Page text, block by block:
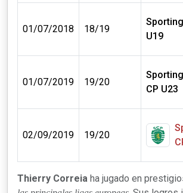
01/07/2018 18/19
Sporting
U19
01/07/2019 19/20
Sporting
CP U23
02/09/2019 19/20
Thierry Correia ha jugado en